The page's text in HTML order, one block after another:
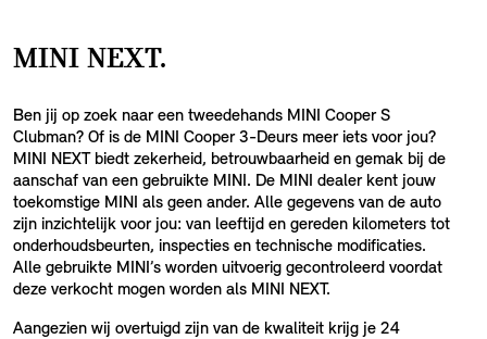
MINI NEXT.
Ben jij op zoek naar een tweedehands MINI Cooper S
Clubman? Of is de MINI Cooper 3-Deurs meer iets voor jou?
MINI NEXT biedt zekerheid, betrouwbaarheid en gemak bij de
aanschaf van een gebruikte MINI. De MINI dealer kent jouw
toekomstige MINI als geen ander. Alle gegevens van de auto
zijn inzichtelijk voor jou: van leeftijd en gereden kilometers tot
onderhoudsbeurten, inspecties en technische modificaties.
Alle gebruikte MINI’s worden uitvoerig gecontroleerd voordat
deze verkocht mogen worden als MINI NEXT.
Aangezien wij overtuigd zijn van de kwaliteit krijg je 24